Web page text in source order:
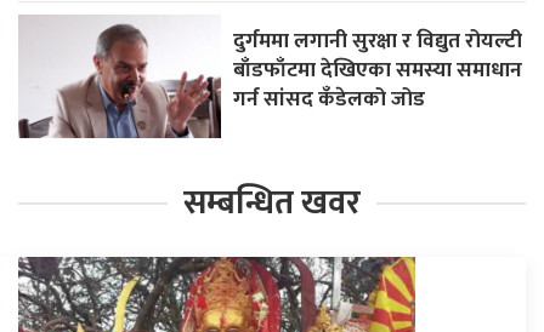
दुर्गममा लगानी सुरक्षा र विद्युत रोयल्टी
बाँडफाँटमा देखिएका समस्या समाधान
गर्न सांसद कँडेलको जोड
सम्बन्धित खवर